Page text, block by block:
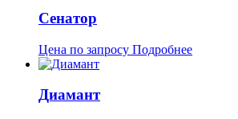
Сенатор
Цена по запросу Подробнее
Диамант